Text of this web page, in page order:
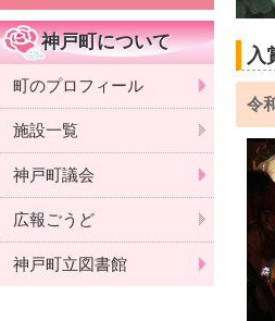
入
令
神戸町について
町のプロフィール
施設一覧
神戸町議会
広報ごうど
神戸町立図書館